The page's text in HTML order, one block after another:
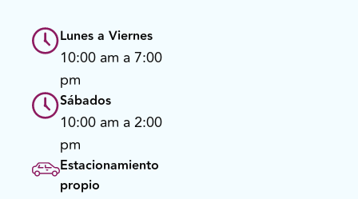
Lunes a Viernes
10:00 am a 7:00
pm
Sábados
10:00 am a 2:00
pm
Estacionamiento
propio